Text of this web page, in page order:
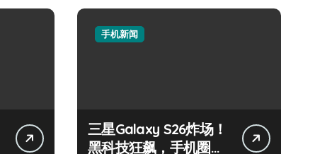
手机新闻
三星Galaxy S26炸场！
黑科技狂飙，手机圈要